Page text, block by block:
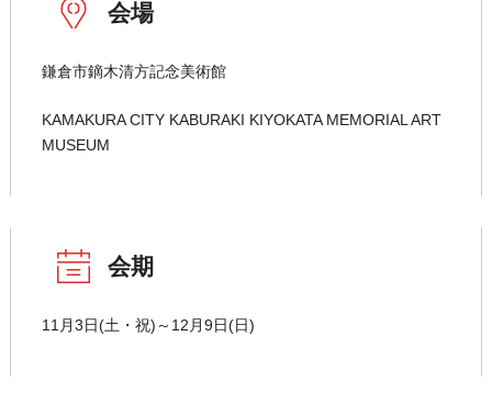
会場
鎌倉市鏑木清方記念美術館
KAMAKURA CITY KABURAKI KIYOKATA MEMORIAL ART
MUSEUM
会期
11月3日(土・祝)～12月9日(日)